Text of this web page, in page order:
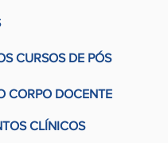
CURSOS DE PÓS
CORPO DOCENTE
CLÍNICOS